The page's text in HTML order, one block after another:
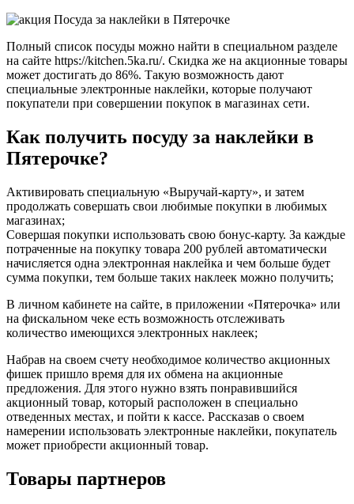
Полный список посуды можно найти в специальном разделе
на сайте https://kitchen.5ka.ru/. Скидка же на акционные товары
может достигать до 86%. Такую возможность дают
специальные электронные наклейки, которые получают
покупатели при совершении покупок в магазинах сети.
Как получить посуду за наклейки в
Пятерочке?
Активировать специальную «Выручай-карту», и затем
продолжать совершать свои любимые покупки в любимых
магазинах;
Совершая покупки использовать свою бонус-карту. За каждые
потраченные на покупку товара 200 рублей автоматически
начисляется одна электронная наклейка и чем больше будет
сумма покупки, тем больше таких наклеек можно получить;
В личном кабинете на сайте, в приложении «Пятерочка» или
на фискальном чеке есть возможность отслеживать
количество имеющихся электронных наклеек;
Набрав на своем счету необходимое количество акционных
фишек пришло время для их обмена на акционные
предложения. Для этого нужно взять понравившийся
акционный товар, который расположен в специально
отведенных местах, и пойти к кассе. Рассказав о своем
намерении использовать электронные наклейки, покупатель
может приобрести акционный товар.
Товары партнеров